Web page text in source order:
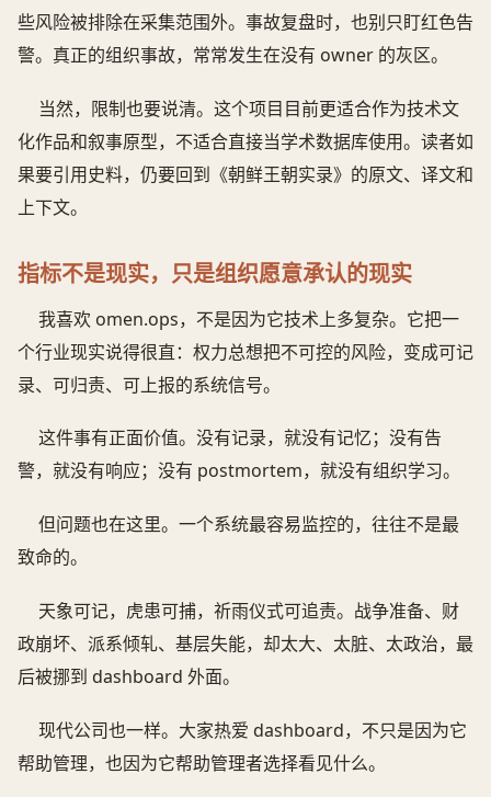
些风险被排除在采集范围外。事故复盘时，也别只盯红色告
警。真正的组织事故，常常发生在没有 owner 的灰区。
当然，限制也要说清。这个项目目前更适合作为技术文
化作品和叙事原型，不适合直接当学术数据库使用。读者如
果要引用史料，仍要回到《朝鲜王朝实录》的原文、译文和
上下文。
指标不是现实，只是组织愿意承认的现实
我喜欢 omen.ops，不是因为它技术上多复杂。它把一
个行业现实说得很直：权力总想把不可控的风险，变成可记
录、可归责、可上报的系统信号。
这件事有正面价值。没有记录，就没有记忆；没有告
警，就没有响应；没有 postmortem，就没有组织学习。
但问题也在这里。一个系统最容易监控的，往往不是最
致命的。
天象可记，虎患可捕，祈雨仪式可追责。战争准备、财
政崩坏、派系倾轧、基层失能，却太大、太脏、太政治，最
后被挪到 dashboard 外面。
现代公司也一样。大家热爱 dashboard，不只是因为它
帮助管理，也因为它帮助管理者选择看见什么。